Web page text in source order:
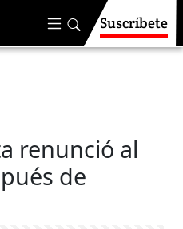
Suscríbete
renunció al
de